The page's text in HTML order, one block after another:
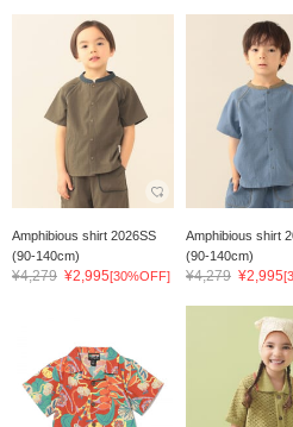
Amphibious shirt 2026SS
(90-140cm)
¥4,279 ¥2,995[30%OFF]
Amphibious shirt
(90-140cm)
¥4,279 ¥2,995